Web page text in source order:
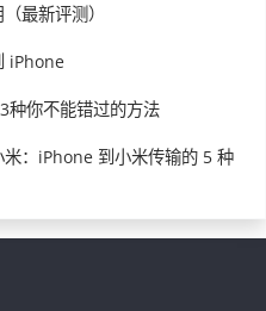
最新评测）
iPhone
种你不能错过的方法
：iPhone 到小米传输的 5 种